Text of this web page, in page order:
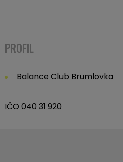
PROFIL
Balance Club Brumlovka
IČO 040 31 920